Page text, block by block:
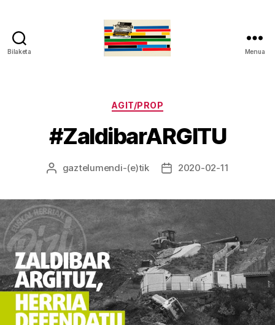
Bilaketa Menua
Kategoriak
AGIT/PROP
#ZaldibarARGITU
Argitalpenaren
gaztelumendi-(e)tik
Argitalpenaren
2020-02-11